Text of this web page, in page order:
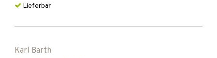
Lieferbar
Karl Barth